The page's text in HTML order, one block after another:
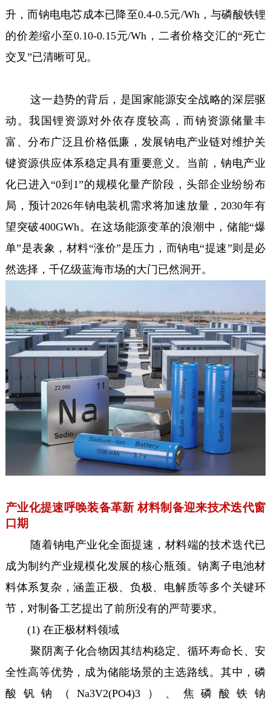
升，而钠电电芯成本已降至0.4-0.5元/Wh，与磷酸铁锂
的价差缩小至0.10-0.15元/Wh，二者价格交汇的“死亡
交叉”已清晰可见。
这一趋势的背后，是国家能源安全战略的深层驱
动。我国锂资源对外依存度较高，而钠资源储量丰
富、分布广泛且价格低廉，发展钠电产业链对维护关
键资源供应体系稳定具有重要意义。当前，钠电产业
化已进入“0到1”的规模化量产阶段，头部企业纷纷布
局，预计2026年钠电装机需求将加速放量，2030年有
望突破400GWh。在这场能源变革的浪潮中，储能“爆
单”是表象，材料“涨价”是压力，而钠电“提速”则是必
然选择，千亿级蓝海市场的大门已然洞开。
产业化提速呼唤装备革新 材料制备迎来技术迭代窗
口期
随着钠电产业化全面提速，材料端的技术迭代已
成为制约产业规模化发展的核心瓶颈。钠离子电池材
料体系复杂，涵盖正极、负极、电解质等多个关键环
节，对制备工艺提出了前所没有的严苛要求。
(1) 在正极材料领域
聚阴离子化合物因其结构稳定、循环寿命长、安
全性高等优势，成为储能场景的主选路线。其中，磷
酸钒钠（Na3V2(PO4)3）、焦磷酸铁钠